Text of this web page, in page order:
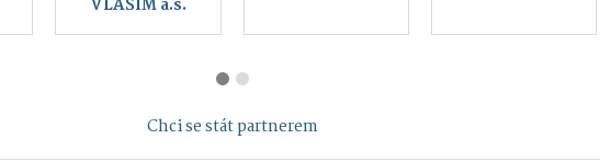
Chci se stát partnerem